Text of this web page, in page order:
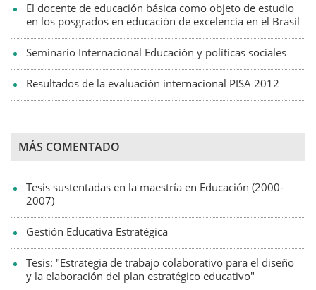
El docente de educación básica como objeto de estudio
en los posgrados en educación de excelencia en el Brasil
Seminario Internacional Educación y políticas sociales
Resultados de la evaluación internacional PISA 2012
MÁS COMENTADO
Tesis sustentadas en la maestría en Educación (2000-
2007)
Gestión Educativa Estratégica
Tesis: "Estrategia de trabajo colaborativo para el diseño
y la elaboración del plan estratégico educativo"